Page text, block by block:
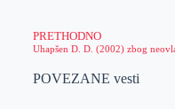
PRETHODNO
POVEZANE vesti